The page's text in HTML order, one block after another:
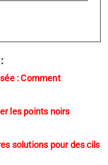
: Comment
les points noirs
solutions pour des cils